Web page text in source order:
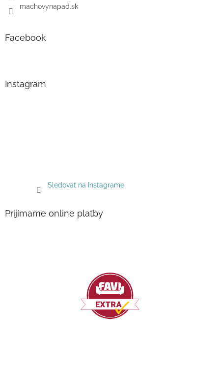
machovynapad.sk
Facebook
Instagram
Sledovať na Instagrame
Prijímame online platby